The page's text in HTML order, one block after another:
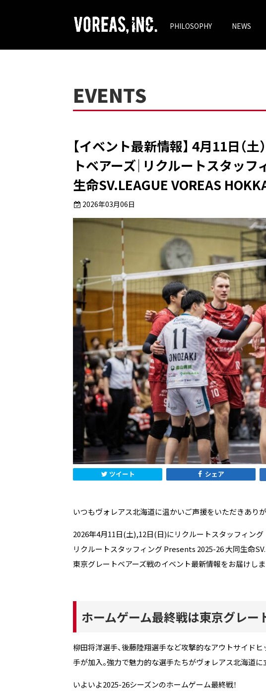
PHILOSOPHY NEWS
EVENTS
【イベント最新情報】 4月11日（
トベアーズ｜リクルートスタッ
生命SV.LEAGUE VOREAS
2026年03月06日
ツイート シェア
いつもヴォレアス北海道に温かいご声援をいただきありが
2026年4月11日(土),12日(日)にリクルートスタッフィング
リクルートスタッフィング Presents 2025-26 大同生命
東京グレートベアーズ戦のイベント最新情報をお届けしま
ホームゲーム最終戦は東京グレー
柳田将洋選手、後藤陸翔選手など攻撃的なアウトサイド
手が加入。強力で魅力的な選手たちがヴォレアス北海道に
いよいよ2025-26シーズンのホームゲーム最終戦！